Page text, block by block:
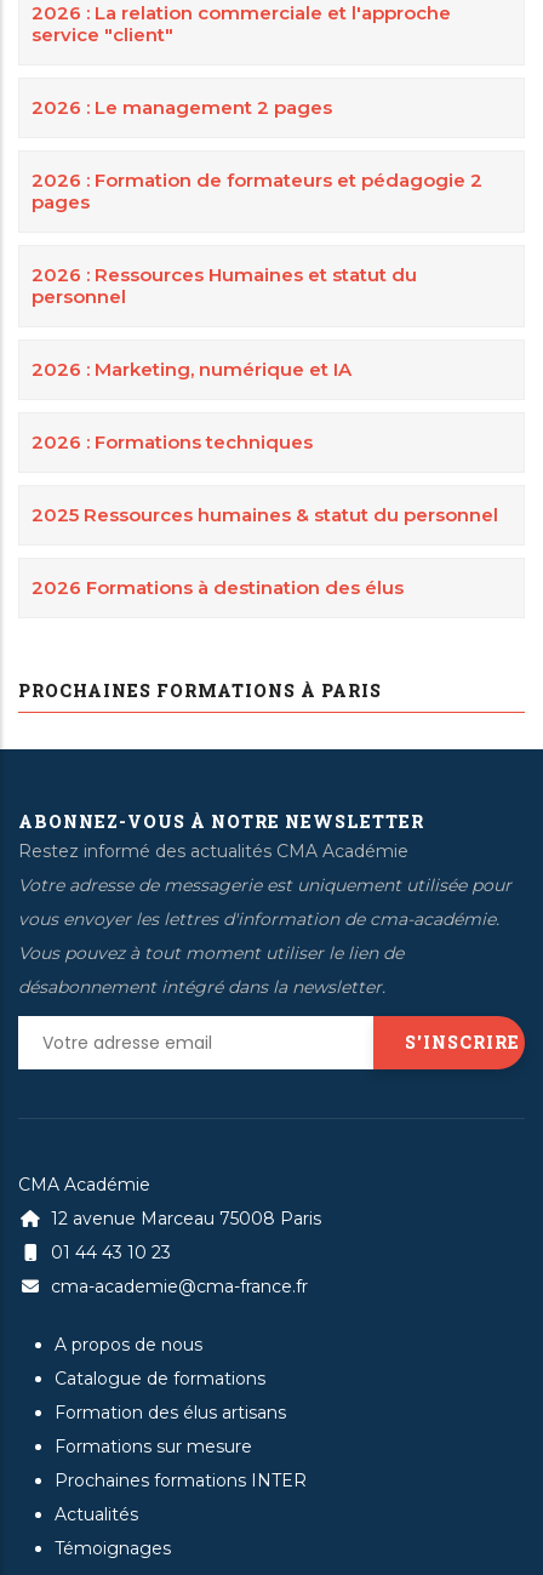
2026 : La relation commerciale et l'approche
service "client"
2026 : Le management 2 pages
2026 : Formation de formateurs et pédagogie 2
pages
2026 : Ressources Humaines et statut du
personnel
2026 : Marketing, numérique et IA
2026 : Formations techniques
2025 Ressources humaines & statut du personnel
2026 Formations à destination des élus
PROCHAINES FORMATIONS À PARIS
ABONNEZ-VOUS À NOTRE NEWSLETTER
Restez informé des actualités CMA Académie
Votre adresse de messagerie est uniquement utilisée pour
vous envoyer les lettres d'information de cma-académie.
Vous pouvez à tout moment utiliser le lien de
désabonnement intégré dans la newsletter.
CMA Académie
12 avenue Marceau 75008 Paris
01 44 43 10 23
cma-academie@cma-france.fr
A propos de nous
Catalogue de formations
Formation des élus artisans
Formations sur mesure
Prochaines formations INTER
Actualités
Témoignages